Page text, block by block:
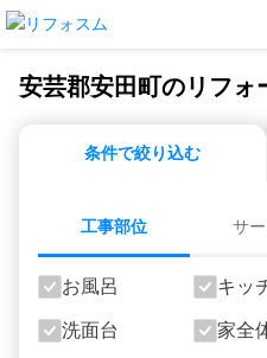
安芸郡安田町のリフォ
条件で絞り込む
工事部位 サ
お風呂 キッ
洗面台 家全